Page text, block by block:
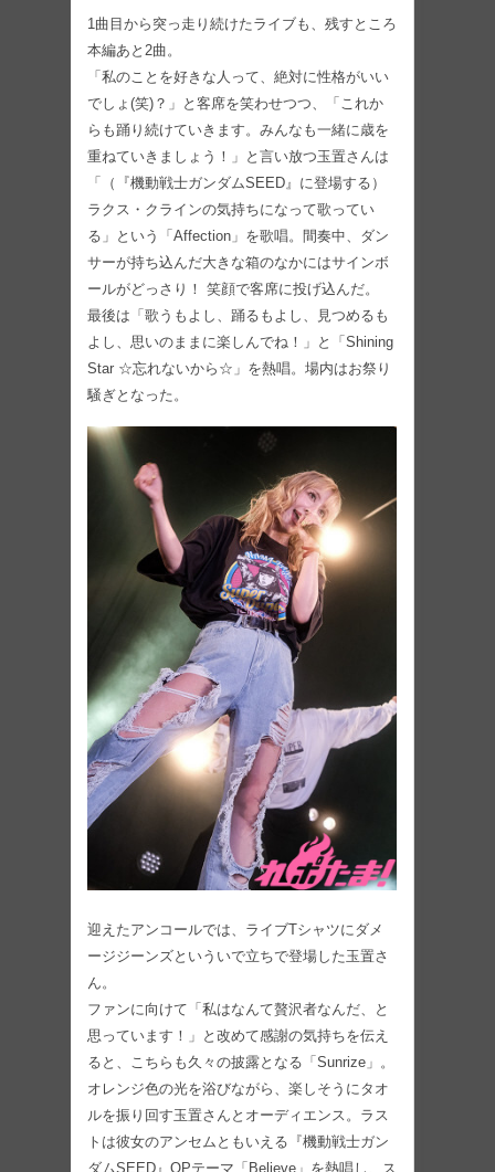
1曲目から突っ走り続けたライブも、残すところ
本編あと2曲。
「私のことを好きな人って、絶対に性格がいい
でしょ(笑)？」と客席を笑わせつつ、「これか
らも踊り続けていきます。みんなも一緒に歳を
重ねていきましょう！」と言い放つ玉置さんは
「（『機動戦士ガンダムSEED』に登場する）
ラクス・クラインの気持ちになって歌ってい
る」という「Affection」を歌唱。間奏中、ダン
サーが持ち込んだ大きな箱のなかにはサインボ
ールがどっさり！ 笑顔で客席に投げ込んだ。
最後は「歌うもよし、踊るもよし、見つめるも
よし、思いのままに楽しんでね！」と「Shining
Star ☆忘れないから☆」を熱唱。場内はお祭り
騒ぎとなった。
迎えたアンコールでは、ライブTシャツにダメ
ージジーンズといういで立ちで登場した玉置さ
ん。
ファンに向けて「私はなんて贅沢者なんだ、と
思っています！」と改めて感謝の気持ちを伝え
ると、こちらも久々の披露となる「Sunrize」。
オレンジ色の光を浴びながら、楽しそうにタオ
ルを振り回す玉置さんとオーディエンス。ラス
トは彼女のアンセムともいえる『機動戦士ガン
ダムSEED』OPテーマ「Believe」を熱唱し、ス